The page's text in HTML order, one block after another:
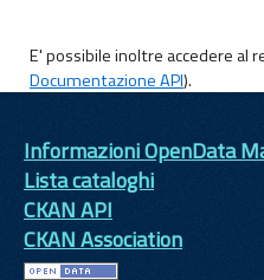
E' possibile inoltre accedere al
Documentazione API).
Informazioni OpenData
Lista cataloghi
CKAN API
CKAN Association